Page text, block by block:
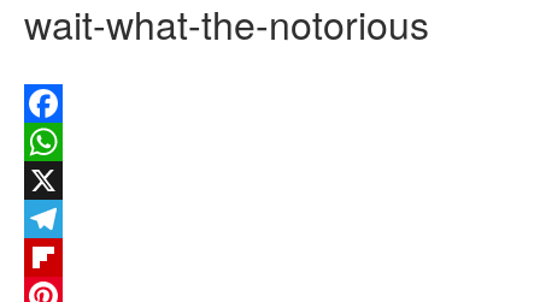
wait-what-the-notorious
Facebook
WhatsApp
X
Telegram
Flipboard